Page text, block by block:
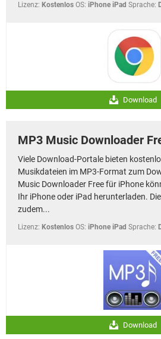
Lizenz: Kostenlos OS: iPhone iPad Sprache:
Download
MP3 Music Downloader
Viele Download-Portale bieten
Musikdateien im MP3-Format zum
Music Downloader Free für iPhone
Ihr iPhone oder iPad herunterladen.
zudem...
Lizenz: Kostenlos OS: iPhone iPad Sprache:
Download